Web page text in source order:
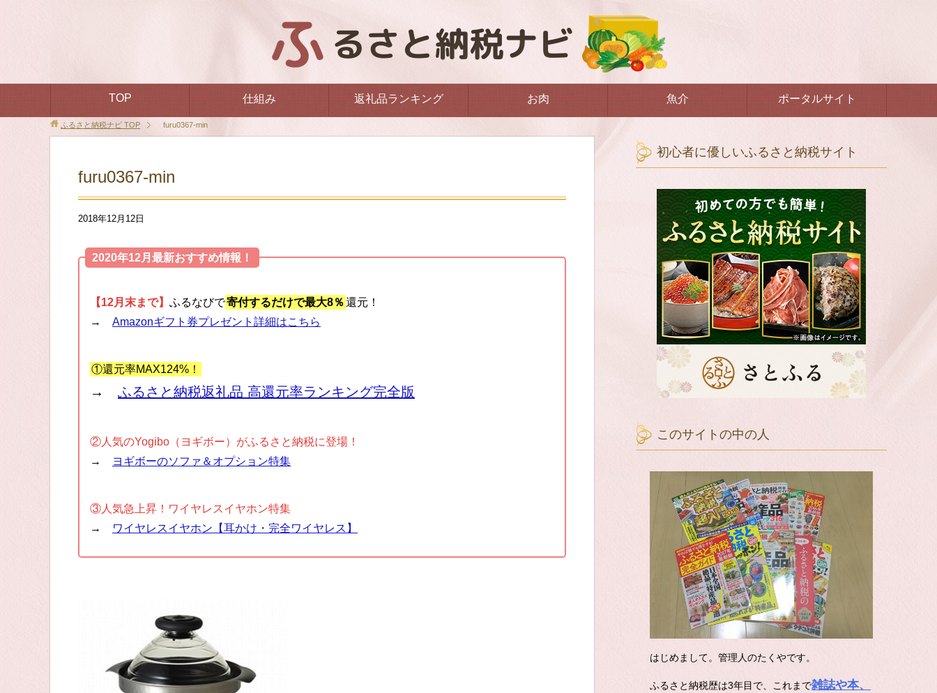
TOP 仕組み 返礼品ランキング お肉 魚介 ポータルサイト
ふるさと納税ナビ TOP furu0367-min
furu0367-min
2018年12月12日
2020年12月最新おすすめ情報！
【12月末まで】 ふるなびで寄付するだけで最大8％ 還元！
→ Amazonギフト券プレゼント詳細はこちら
①還元率MAX124%！
→ ふるさと納税返礼品 高還元率ランキング完全版
②人気のYogibo（ヨギボー）がふるさと納税に登場！
→
ヨギボーのソファ＆オプション特集
③人気急上昇！ワイヤレスイヤホン特集
→
ワイヤレスイヤホン【耳かけ・完全ワイヤレス】
初心者に優しいふるさと納税サイト
このサイトの中の人
はじめまして。管理人のたくやです。
ふるさと納税歴は3年目で、これまで雑誌や本、